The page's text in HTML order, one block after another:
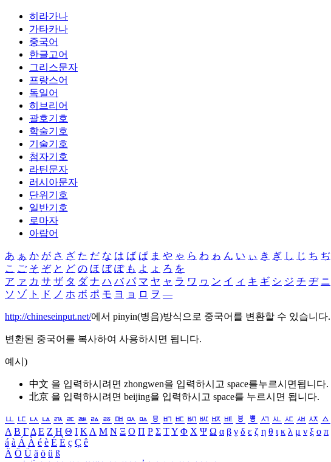
히라가나
가타카나
중국어
한글고어
그리스문자
프랑스어
독일어
히브리어
괄호기호
학술기호
기술기호
첨자기호
라틴문자
러시아문자
단위기호
일반기호
로마자
아랍어
あ ぁ か が さ ざ た だ な は ば ぱ ま や ゃ ら わ ゎ ん い ぃ き ぎ し じ ち ぢ
こ ご そ ぞ と ど の ほ ぼ ぽ も よ ょ ろ を
ア ァ カ サ ザ タ ダ ナ ハ バ パ マ ヤ ャ ラ ワ ヮ ン イ ィ キ ギ シ ジ チ ヂ ニ
ソ ゾ ト ド ノ ホ ボ ポ モ ヨ ョ ロ ヲ ―
http://chineseinput.net/에서 pinyin(병음)방식으로 중국어를 변환할 수 있습니다.
변환된 중국어를 복사하여 사용하시면 됩니다.
예시)
中文 을 입력하시려면 zhongwen을 입력하시고 space를누르시면됩니다.
北京 을 입력하시려면 beijing을 입력하시고 space를 누르시면 됩니다.
ㅥ ㅦ ㅧ ㅨ ㅩ ㅪ ㅫ ㅬ ㅭ ㅮ ㅯ ㅰ ㅱ ㅲ ㅳ ㅴ ㅵ ㅶ ㅷ ㅸ ㅹ ㅺ ㅻ ㅼ ㅽ ㅾ ㅿ
Α Β ΓΔ Ε Ζ Η Θ Ι ΚΛ Μ Ν Ξ Ο Π Ρ Σ ΤΥ Φ Χ Ψ Ω α β γ δ ε ζ η θ ι κ λ μ ν ξ ο π
á à Á À é è É È ç Ç ê
Ä Ö Ü ä ö ü ß